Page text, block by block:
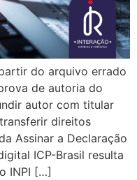
do arquivo errado
de autoria do
autor com titular
direitos
Assinar a Declaração
ICP-Brasil resulta
INPI […]